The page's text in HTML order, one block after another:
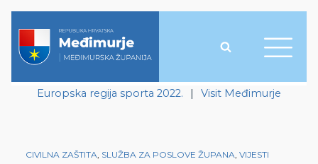
Europska regija sporta 2022. | Visit Međimurje
CIVILNA ZAŠTITA, SLUŽBA ZA POSLOVE ŽUPANA, VIJESTI